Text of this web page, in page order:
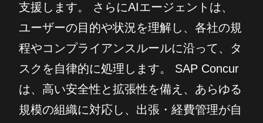
支援します。 さらにAIエージェントは、
ユーザーの目的や状況を理解し、各社の規
程やコンプライアンスルールに沿って、タ
スクを自律的に処理します。 SAP Concur
は、高い安全性と拡張性を備え、あらゆる
規模の組織に対応し、出張・経費管理が自